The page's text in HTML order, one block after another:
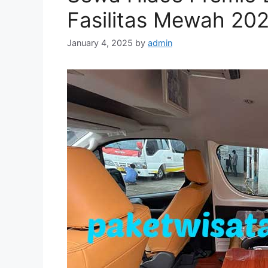
Fasilitas Mewah
January 4, 2025 by admin